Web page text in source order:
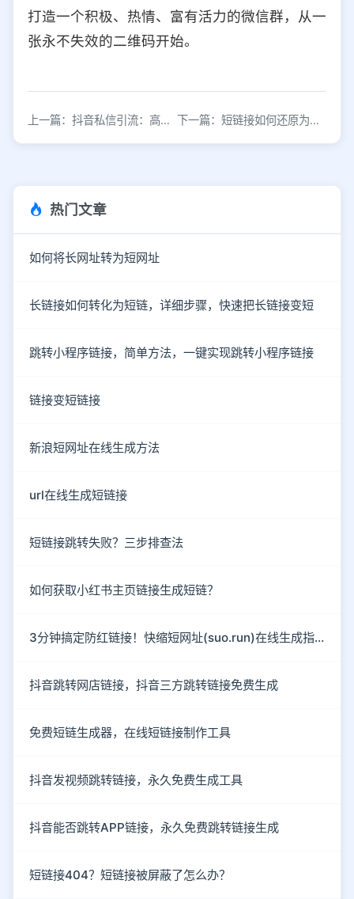
打造一个积极、热情、富有活力的微信群，从一
张永不失效的二维码开始。
上一篇：抖音私信引流：高效精准的营销策略 下一篇：短链接如何还原为原始地址及规范使用方法
热门文章
如何将长网址转为短网址
长链接如何转化为短链，详细步骤，快速把长链接变短
跳转小程序链接，简单方法，一键实现跳转小程序链接
链接变短链接
新浪短网址在线生成方法
url在线生成短链接
短链接跳转失败？三步排查法
如何获取小红书主页链接生成短链？
3分钟搞定防红链接！快缩短网址(suo.run)在线生成指南
抖音跳转网店链接，抖音三方跳转链接免费生成
免费短链生成器，在线短链接制作工具
抖音发视频跳转链接，永久免费生成工具
抖音能否跳转APP链接，永久免费跳转链接生成
短链接404？短链接被屏蔽了怎么办？